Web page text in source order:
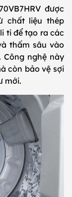
được
chất liệu thép
ti để tạo ra các
thấm sâu vào
nghệ này
còn bảo vệ sợi
mới.